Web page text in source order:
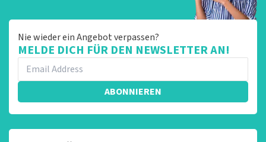
Nie wieder ein Angebot verpassen?
MELDE DICH FÜR DEN NEWSLETTER AN!
ABONNIEREN